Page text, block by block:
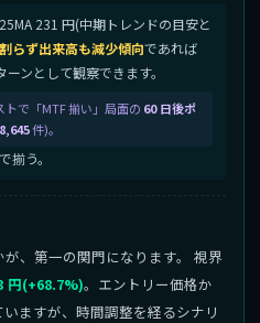
25MA 231 円(中期トレンドの目安と
らず出来高も減少傾向であれば
ーンとして観察できます。
トで「MTF 揃い」局面の 60 日後ポ
件)。
揃う。
、第一の関門になります。 視界
円(+68.7%)。エントリー価格か
ますが、時間調整を経るシナリ